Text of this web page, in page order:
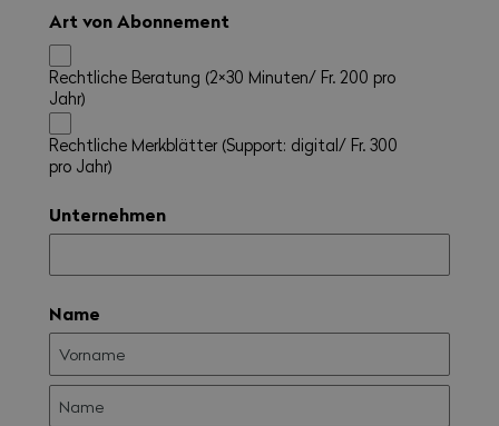
Art von Abonnement
Rechtliche Beratung (2×30 Minuten/ Fr. 200 pro
Jahr)
Rechtliche Merkblätter (Support: digital/ Fr. 300
pro Jahr)
Unternehmen
Name